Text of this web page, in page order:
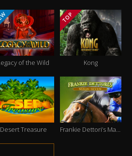
of the Wild
TOP
Kong
Desert Treasure Frankie Dettori’s Magic Seven